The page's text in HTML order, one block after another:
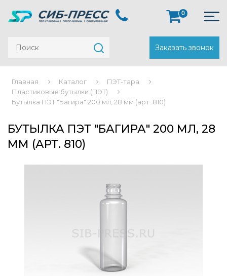
0
Заказать звонок
Главная Каталог
ПЭТ-тара
Пластиковые бутылки (ПЭТ)
Бутылка ПЭТ "Багира" 200 мл, 28 мм (арт. 810)
БУТЫЛКА ПЭТ "БАГИРА" 200 МЛ, 28
ММ (АРТ. 810)